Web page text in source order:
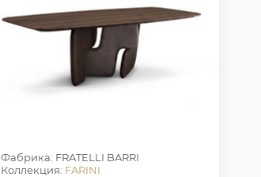
Фабрика: FRATELLI BARRI
Коллекция: FARINI